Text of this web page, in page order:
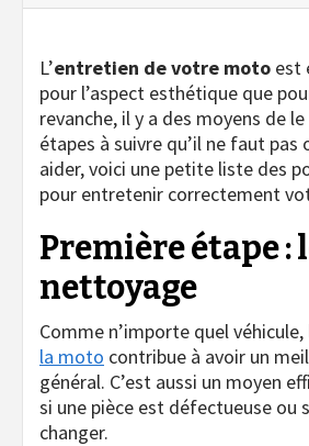
L’entretien de votre moto est
pour l’aspect esthétique que
revanche, il y a des moyens de
étapes à suivre qu’il ne faut pas
aider, voici une petite liste des
pour entretenir correctement
Première étape :
nettoyage
Comme n’importe quel véhicule,
la moto contribue à avoir un
général. C’est aussi un moyen
si une pièce est défectueuse ou
changer.